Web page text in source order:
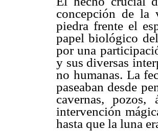
concepción de la
piedra frente el
papel biológico
por una
y sus diversas
no humanas. La
paseaban desde
cavernas,
intervención
hasta que la luna